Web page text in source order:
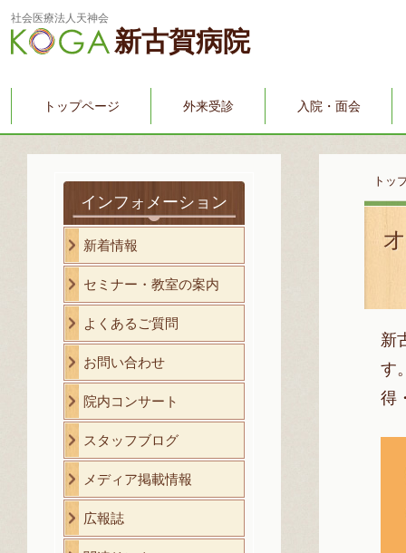
社会医療法人天神会
新古賀病院
トップページ 外来受診 入院・面会
インフォメーション
新着情報
セミナー・教室の案内
よくあるご質問
お問い合わせ
院内コンサート
スタッフブログ
メディア掲載情報
広報誌
トッ
新
す
得